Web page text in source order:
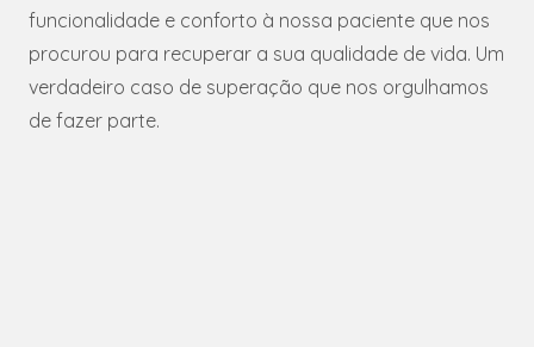
funcionalidade e conforto à nossa paciente que nos
procurou para recuperar a sua qualidade de vida. Um
verdadeiro caso de superação que nos orgulhamos
de fazer parte.